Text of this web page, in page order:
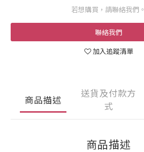
若想購買，請聯絡我們。
聯絡我們
加入追蹤清單
商品描述
送貨及付款方
式
商品描述